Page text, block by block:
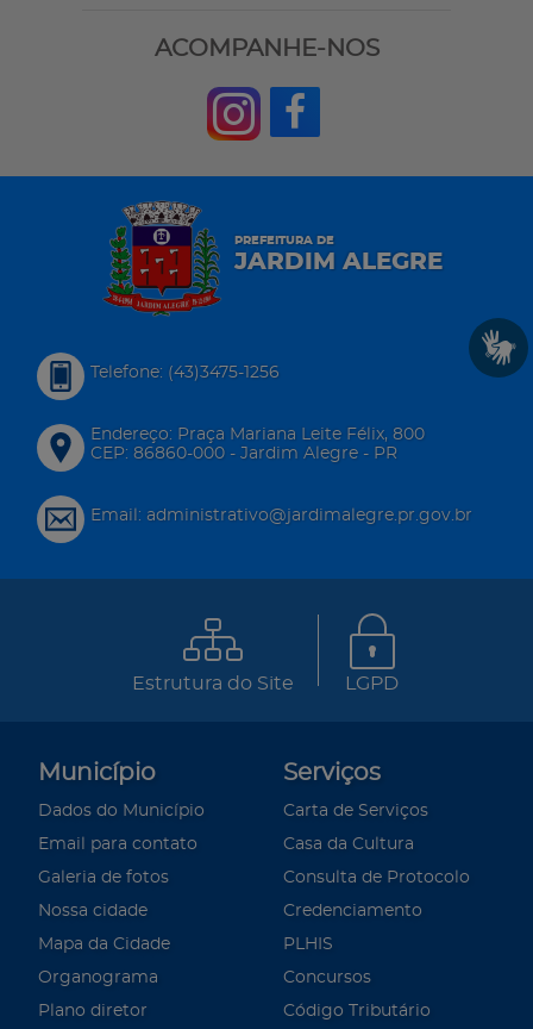
ACOMPANHE-NOS
PREFEITURA DE
JARDIM ALEGRE
Telefone: (43)3475-1256
Endereço: Praça Mariana Leite Félix, 800
CEP: 86860-000 - Jardim Alegre - PR
Email: administrativo@jardimalegre.pr.gov.br
Estrutura do Site LGPD
Município
Dados do Município
Email para contato
Galeria de fotos
Nossa cidade
Mapa da Cidade
Organograma
Plano diretor
Serviços
Carta de Serviços
Casa da Cultura
Consulta de Protocolo
Credenciamento
PLHIS
Concursos
Código Tributário